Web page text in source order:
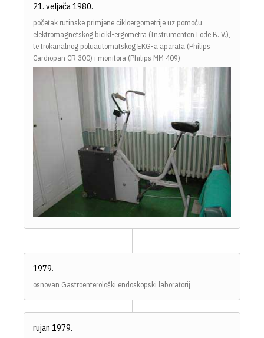
21. veljača 1980.
početak rutinske primjene cikloergometrije uz pomoću
elektromagnetskog bicikl-ergometra (Instrumenten Lode B. V.),
te trokanalnog poluautomatskog EKG-a aparata (Philips
Cardiopan CR 300) i monitora (Philips MM 409)
1979.
osnovan Gastroenterološki endoskopski laboratorij
rujan 1979.